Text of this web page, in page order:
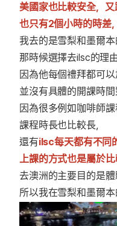
美國家也比較安全，又
也只有2個小時的時差
我去的是雪梨和墨爾本
那時候選擇去ilsc的理由
因為他每個禮拜都可以
並沒有具體的開課時間
因為很多例如咖啡師課
課程時長也比較長，
還有ilsc每天都有不同
上課的方式也是屬於
去澳洲的主要目的是體
所以我在雪梨和墨爾本